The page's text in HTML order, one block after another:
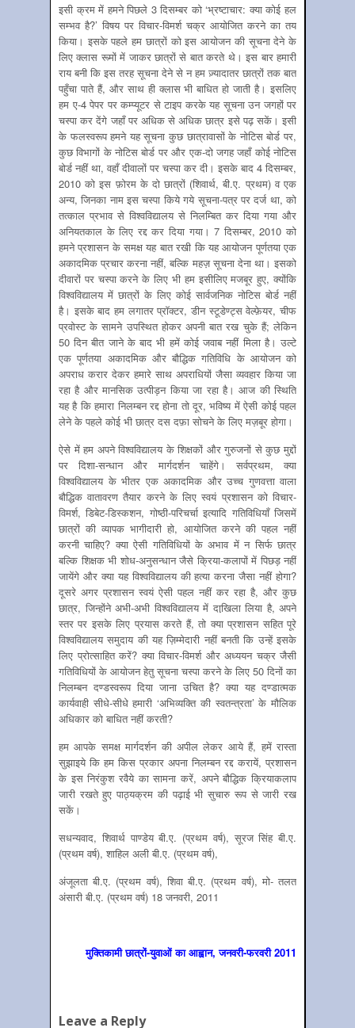
इसी क्रम में हमने पिछले 3 दिसम्बर को ‘भ्रष्टाचार: क्या कोई हल
सम्भव है?’ विषय पर विचार-विमर्श चक्र आयोजित करने का तय
किया। इसके पहले हम छात्रों को इस आयोजन की सूचना देने के
लिए क्लास रूमों में जाकर छात्रों से बात करते थे। इस बार हमारी
राय बनी कि इस तरह सूचना देने से न हम ज़्यादातर छात्रों तक बात
पहुँचा पाते हैं, और साथ ही क्लास भी बाधित हो जाती है। इसलिए
हम ए-4 पेपर पर कम्प्यूटर से टाइप करके यह सूचना उन जगहों पर
चस्पा कर देंगे जहाँ पर अधिक से अधिक छात्र इसे पढ़ सकें। इसी
के फलस्वरूप हमने यह सूचना कुछ छात्रावासों के नोटिस बोर्ड पर,
कुछ विभागों के नोटिस बोर्ड पर और एक-दो जगह जहाँ कोई नोटिस
बोर्ड नहीं था, वहाँ दीवालों पर चस्पा कर दी। इसके बाद 4 दिसम्बर,
2010 को इस फ़ोरम के दो छात्रों (शिवार्थ, बी.ए. प्रथम) व एक
अन्य, जिनका नाम इस चस्पा किये गये सूचना-पत्र पर दर्ज था, को
तत्काल प्रभाव से विश्वविद्यालय से निलम्बित कर दिया गया और
अनियतकाल के लिए रद्द कर दिया गया। 7 दिसम्बर, 2010 को
हमने प्रशासन के समक्ष यह बात रखी कि यह आयोजन पूर्णतया एक
अकादमिक प्रचार करना नहीं, बल्कि महज़ सूचना देना था। इसको
दीवारों पर चस्पा करने के लिए भी हम इसीलिए मजबूर हुए, क्योंकि
विश्वविद्यालय में छात्रों के लिए कोई सार्वजनिक नोटिस बोर्ड नहीं
है। इसके बाद हम लगातर प्रॉक्टर, डीन स्टूडेण्ट्स वेल्फ़ेयर, चीफ
प्रवोस्ट के सामने उपस्थित होकर अपनी बात रख चुके हैं; लेकिन
50 दिन बीत जाने के बाद भी हमें कोई जवाब नहीं मिला है। उल्टे
एक पूर्णतया अकादमिक और बौद्धिक गतिविधि के आयोजन को
अपराध करार देकर हमारे साथ अपराधियों जैसा व्यवहार किया जा
रहा है और मानसिक उत्पीड़न किया जा रहा है। आज की स्थिति
यह है कि हमारा निलम्बन रद्द होना तो दूर, भविष्य में ऐसी कोई पहल
लेने के पहले कोई भी छात्र दस दफ़ा सोचने के लिए मज़बूर होगा।
ऐसे में हम अपने विश्वविद्यालय के शिक्षकों और गुरुजनों से कुछ मुद्दों
पर दिशा-सन्धान और मार्गदर्शन चाहेंगे। सर्वप्रथम, क्या
विश्वविद्यालय के भीतर एक अकादमिक और उच्च गुणवत्ता वाला
बौद्धिक वातावरण तैयार करने के लिए स्वयं प्रशासन को विचार-
विमर्श, डिबेट-डिस्कशन, गोष्ठी-परिचर्चा इत्यादि गतिविधियाँ जिसमें
छात्रों की व्यापक भागीदारी हो, आयोजित करने की पहल नहीं
करनी चाहिए? क्या ऐसी गतिविधियों के अभाव में न सिर्फ छात्र
बल्कि शिक्षक भी शोध-अनुसन्धान जैसे क्रिया-कलापों में पिछड़ नहीं
जायेंगे और क्या यह विश्वविद्यालय की हत्या करना जैसा नहीं होगा?
दूसरे अगर प्रशासन स्वयं ऐसी पहल नहीं कर रहा है, और कुछ
छात्र, जिन्होंने अभी-अभी विश्वविद्यालय में दाखि़ला लिया है, अपने
स्तर पर इसके लिए प्रयास करते हैं, तो क्या प्रशासन सहित पूरे
विश्वविद्यालय समुदाय की यह ज़िम्मेदारी नहीं बनती कि उन्हें इसके
लिए प्रोत्साहित करें? क्या विचार-विमर्श और अध्ययन चक्र जैसी
गतिविधियों के आयोजन हेतु सूचना चस्पा करने के लिए 50 दिनों का
निलम्बन दण्डस्वरूप दिया जाना उचित है? क्या यह दण्डात्मक
कार्यवाही सीधे-सीधे हमारी ‘अभिव्यक्ति की स्वतन्त्रता’ के मौलिक
अधिकार को बाधित नहीं करती?
हम आपके समक्ष मार्गदर्शन की अपील लेकर आये हैं, हमें रास्ता
सुझाइये कि हम किस प्रकार अपना निलम्बन रद्द करायें, प्रशासन
के इस निरंकुश रवैये का सामना करें, अपने बौद्धिक क्रियाकलाप
जारी रखते हुए पाठ्यक्रम की पढ़ाई भी सुचारु रूप से जारी रख
सकें।
सधन्यवाद, शिवार्थ पाण्डेय बी.ए. (प्रथम वर्ष), सूरज सिंह बी.ए.
(प्रथम वर्ष), शाहिल अली बी.ए. (प्रथम वर्ष),
अंजूलता बी.ए. (प्रथम वर्ष), शिवा बी.ए. (प्रथम वर्ष), मो- तलत
अंसारी बी.ए. (प्रथम वर्ष) 18 जनवरी, 2011
मुक्तिकामी छात्रों-युवाओं का आह्वान, जनवरी-फरवरी 2011
Leave a Reply